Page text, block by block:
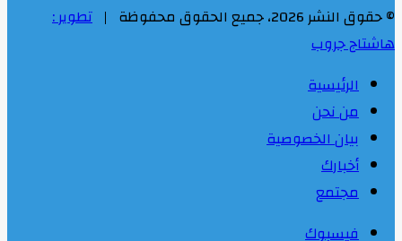
© حقوق النشر 2026، جميع الحقوق محفوظة |
تطوير :
هاشتاج جروب
الرئيسية
من نحن
بيان الخصوصية
أخبارك
مجتمع
فيسبوك